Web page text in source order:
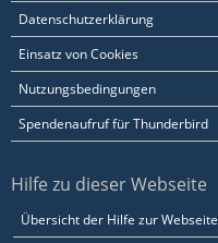
Datenschutzerklärung
Einsatz von Cookies
Nutzungsbedingungen
Spendenaufruf für Thunderbird
Hilfe zu dieser Webseite
Übersicht der Hilfe zur Webseite